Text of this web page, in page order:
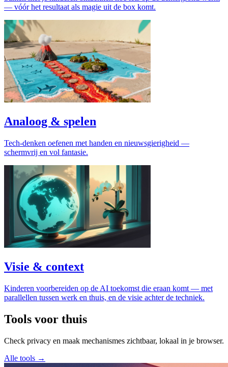
— vóór het resultaat als magie uit de box komt.
Analoog & spelen
Tech-denken oefenen met handen en nieuwsgierigheid —
schermvrij en vol fantasie.
Visie & context
Kinderen voorbereiden op de AI toekomst die eraan komt — met
parallellen tussen werk en thuis, en de visie achter de techniek.
Tools voor thuis
Check privacy en maak mechanismes zichtbaar, lokaal in je browser.
Alle tools →